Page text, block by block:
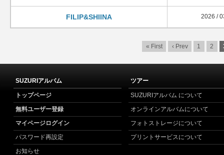
FILIP&SHIINA 2026 /
« First ‹ Prev 1 2
SUZURIアルバム
トップページ
無料ユーザー登録
マイページログイン
パスワード再設定
お知らせ
ツアー
SUZURIアルバム について
オンラインアルバムについて
フォトストレージについて
プリントサービスについて